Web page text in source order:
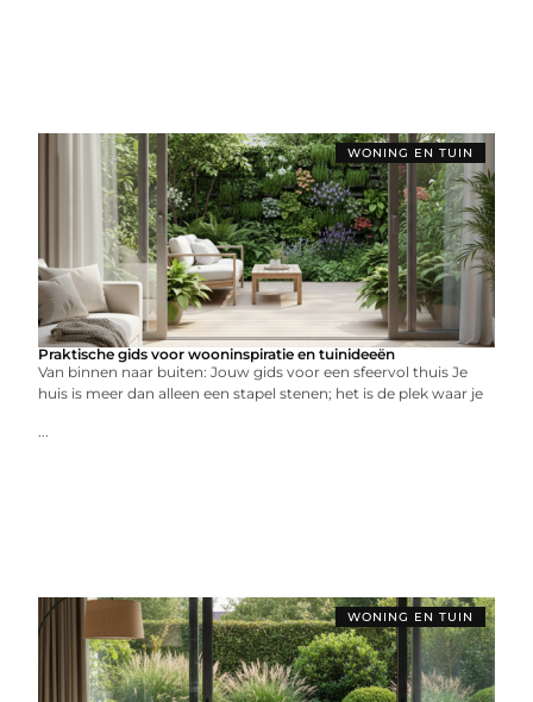
WONING EN TUIN
Praktische gids voor wooninspiratie en tuinideeën
Van binnen naar buiten: Jouw gids voor een sfeervol thuis Je
huis is meer dan alleen een stapel stenen; het is de plek waar je
...
WONING EN TUIN